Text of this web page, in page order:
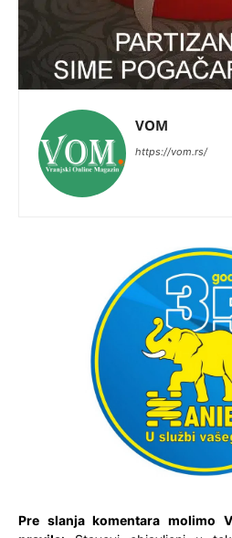
VOM
https://vom.rs/
Pre slanja komentara molimo